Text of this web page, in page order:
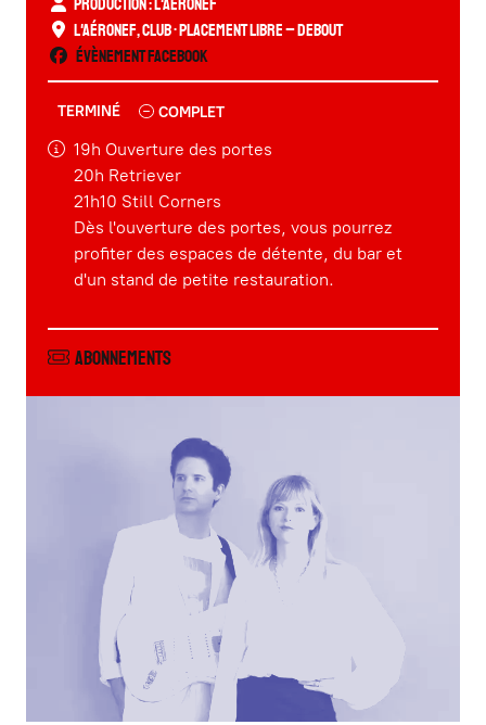
Production : L'Aéronef
L'Aéronef,Club• Placement libre – Debout
Évènement Facebook
TERMINÉ COMPLET
19h Ouverture des portes
20h Retriever
21h10 Still Corners
Dès l'ouverture des portes, vous pourrez
profiter des espaces de détente, du bar et
d'un stand de petite restauration.
Abonnements